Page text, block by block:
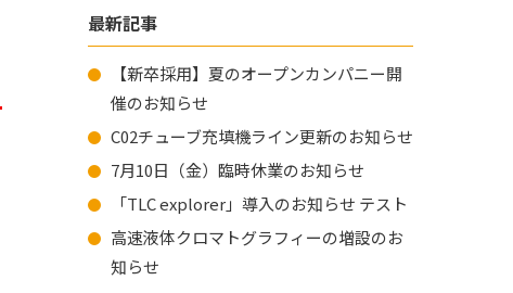
最新記事
【新卒採用】夏のオープンカンパニー開
催のお知らせ
C02チューブ充填機ライン更新のお知らせ
7月10日（金）臨時休業のお知らせ
「TLC explorer」導入のお知らせ テスト
高速液体クロマトグラフィーの増設のお
知らせ